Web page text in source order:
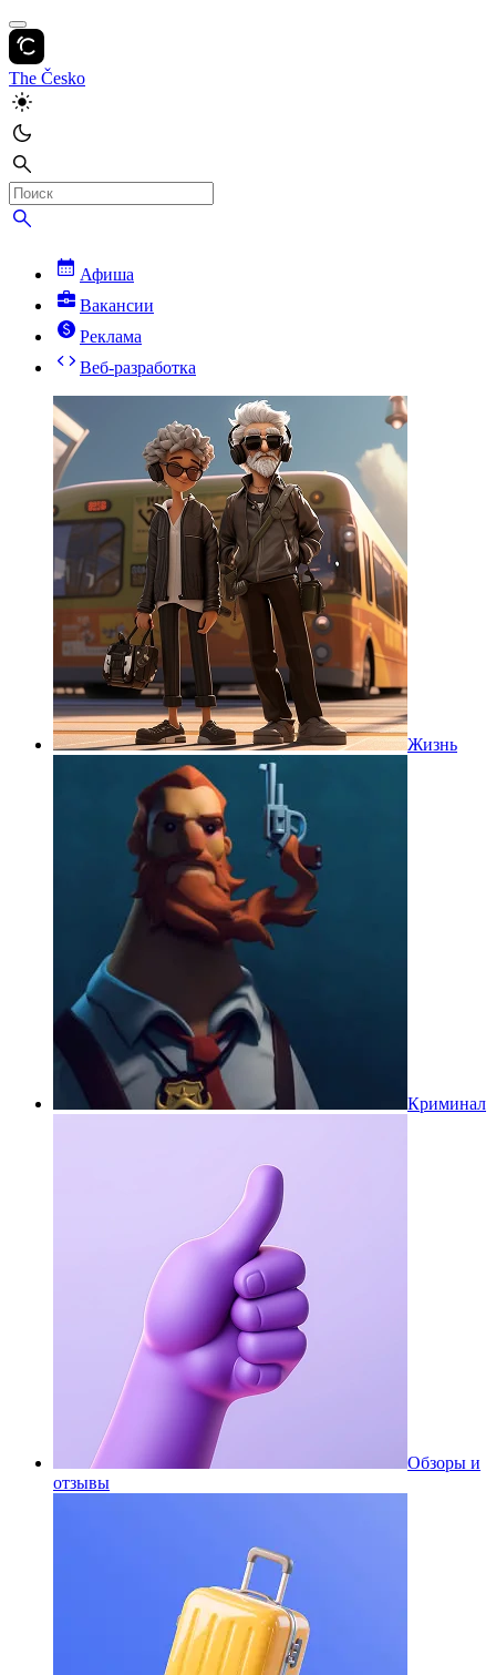
The Česko
Афиша
Вакансии
Реклама
Веб-разработка
Жизнь
Криминал
Обзоры и
отзывы